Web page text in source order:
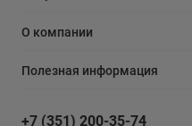
О компании
Полезная информация
+7 (351) 200-35-74